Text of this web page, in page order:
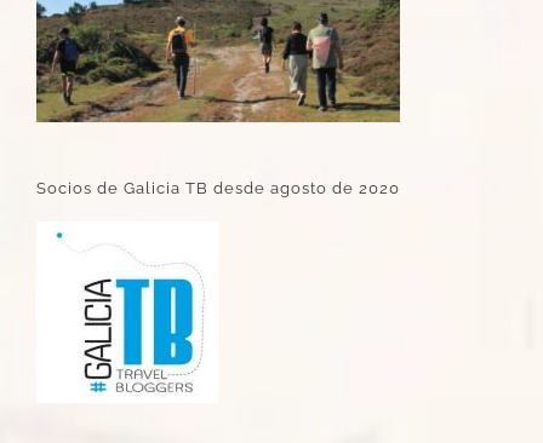
Socios de Galicia TB desde agosto de 2020